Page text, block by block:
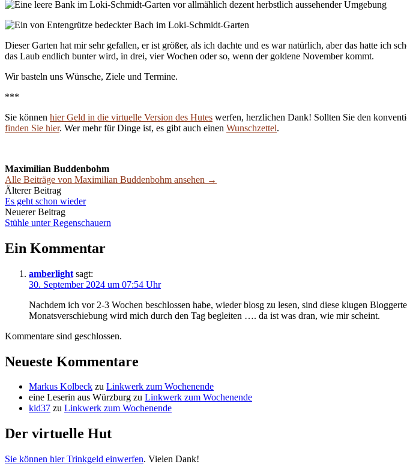
Dieser Garten hat mir sehr gefallen, er ist größer, als ich dachte und es war natürlich, aber das hatte ich
das Laub endlich bunter wird, in drei, vier Wochen oder so, wenn der goldene November kommt.
Wir basteln uns Wünsche, Ziele und Termine.
***
Sie können hier Geld in die virtuelle Version des Hutes werfen, herzlichen Dank! Sollten Sie den
finden Sie hier. Wer mehr für Dinge ist, es gibt auch einen Wunschzettel.
Maximilian Buddenbohm
Alle Beiträge von Maximilian Buddenbohm ansehen →
Beitrags-
Navigation
Älterer Beitrag
Es geht schon wieder
Neuerer Beitrag
Stühle unter Regenschauern
Ein Kommentar
amberlight sagt:
30. September 2024 um 07:54 Uhr
Nachdem ich vor 2-3 Wochen beschlossen habe, wieder blosg zu lesen, sind diese klugen
Monatsverschiebung wird mich durch den Tag begleiten …. da ist was dran, wie mir scheint.
Kommentare sind geschlossen.
Neueste Kommentare
Markus Kolbeck zu Linkwerk zum Wochenende
eine Leserin aus Würzburg zu Linkwerk zum Wochenende
kid37 zu Linkwerk zum Wochenende
Der virtuelle Hut
Sie können hier Trinkgeld einwerfen. Vielen Dank!